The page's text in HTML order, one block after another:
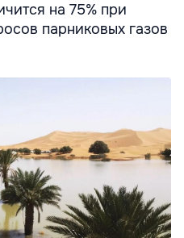
на 75% при
парниковых газов